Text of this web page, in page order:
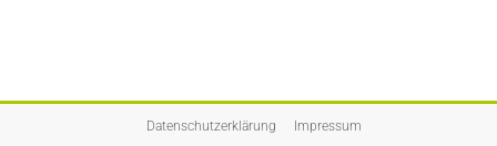
Datenschutzerklärung Impressum